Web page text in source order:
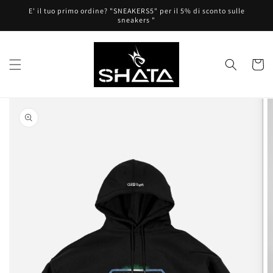
direttamente
E' il tuo primo ordine? "SNEAKERS5" per il 5% di sconto sulle
sneakers "
Carrello
informazioni
sul prodotto